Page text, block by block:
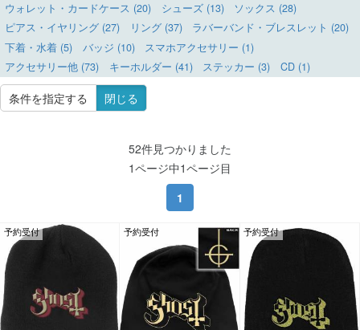
ウォレット・カードケース (20)
シューズ (13)
ソックス (28)
ピアス・イヤリング (27)
リング (37)
ラバーバンド・ブレスレット (20)
下着・水着 (5)
バッジ (10)
スマホアクセサリー (1)
アクセサリー他 (73)
キーホルダー (41) ステッカー (3) CD (1)
条件を指定する 閉じる
52件見つかりました
1ページ中1ページ目
1
予約受付 予約受付 予約受付